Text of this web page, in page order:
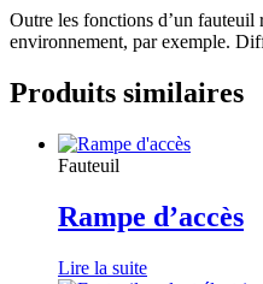
Outre les fonctions d’un fauteuil
environnement, par exemple.
Produits similaires
Fauteuil
Rampe d’accès
Lire la suite